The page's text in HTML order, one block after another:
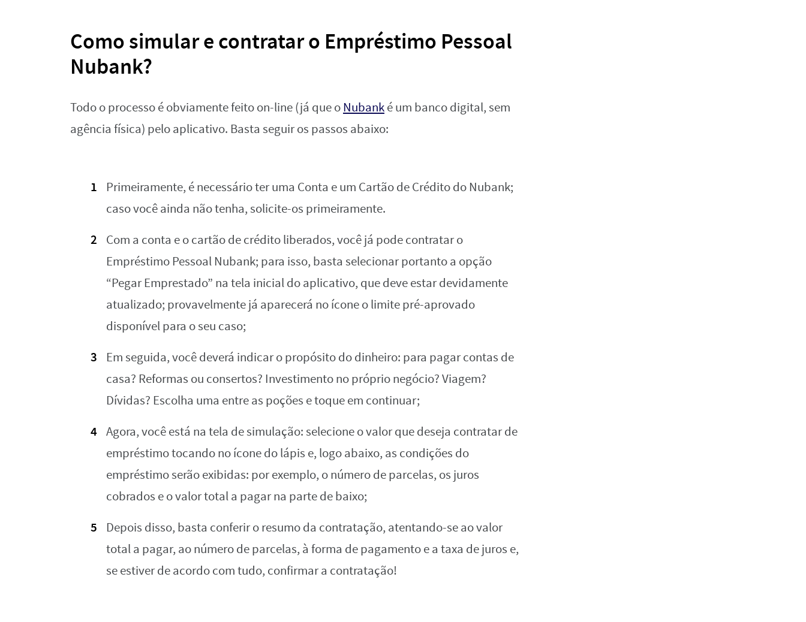
Como simular e contratar o Empréstimo Pessoal
Nubank?
Todo o processo é obviamente feito on-line (já que oNubanké um banco digital, sem
agência física) pelo aplicativo. Basta seguir os passos abaixo:
Primeiramente, é necessário ter uma Conta e um Cartão de Crédito do Nubank;
caso você ainda não tenha, solicite-os primeiramente.
Com a conta e o cartão de crédito liberados, você já pode contratar o
Empréstimo Pessoal Nubank; para isso, basta selecionar portanto a opção
“Pegar Emprestado” na tela inicial do aplicativo, que deve estar devidamente
atualizado; provavelmente já aparecerá no ícone o limite pré-aprovado
disponível para o seu caso;
Em seguida, você deverá indicar o propósito do dinheiro: para pagar contas de
casa? Reformas ou consertos? Investimento no próprio negócio? Viagem?
Dívidas? Escolha uma entre as poções e toque em continuar;
Agora, você está na tela de simulação: selecione o valor que deseja contratar de
empréstimo tocando no ícone do lápis e, logo abaixo, as condições do
empréstimo serão exibidas: por exemplo, o número de parcelas, os juros
cobrados e o valor total a pagar na parte de baixo;
Depois disso, basta conferir o resumo da contratação, atentando-se ao valor
total a pagar, ao número de parcelas, à forma de pagamento e a taxa de juros e,
se estiver de acordo com tudo, confirmar a contratação!